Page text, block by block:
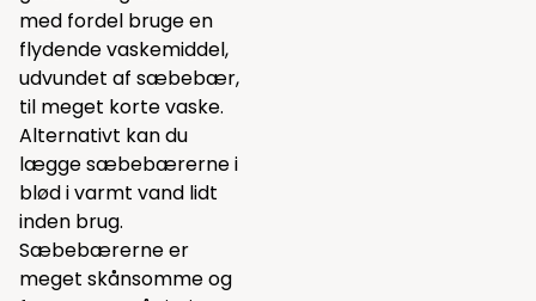
med fordel bruge en
flydende vaskemiddel,
udvundet af sæbebær,
til meget korte vaske.
Alternativt kan du
lægge sæbebærerne i
blød i varmt vand lidt
inden brug.
Sæbebærerne er
meget skånsomme og